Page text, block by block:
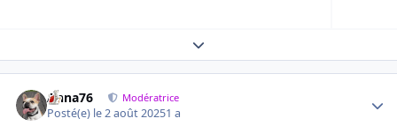
Expand topic overview
Anna76 Modératrice
Posté(e) le 2 août 20251 a